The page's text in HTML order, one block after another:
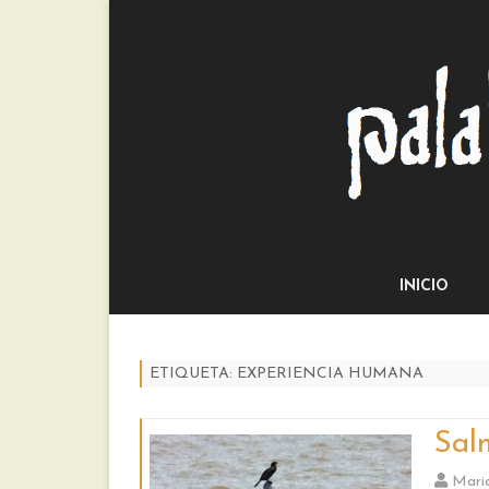
INICIO
ETIQUETA: EXPERIENCIA HUMANA